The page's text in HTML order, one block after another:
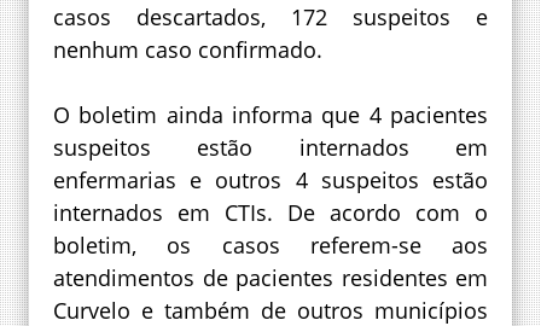
casos descartados, 172 suspeitos e
nenhum caso confirmado.
O boletim ainda informa que 4 pacientes
suspeitos estão internados em
enfermarias e outros 4 suspeitos estão
internados em CTIs. De acordo com o
boletim, os casos referem-se aos
atendimentos de pacientes residentes em
Curvelo e também de outros municípios